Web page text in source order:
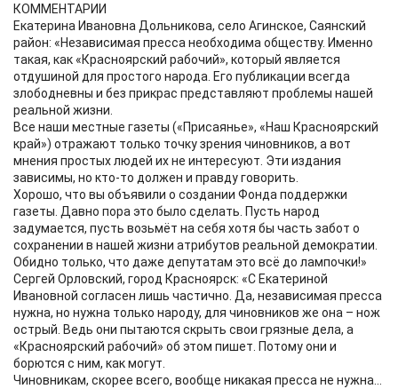
КОММЕНТАРИИ
Екатерина Ивановна Дольникова, село Агинское, Саянский
район: «Независимая пресса необходима обществу. Именно
такая, как «Красноярский рабочий», который является
отдушиной для простого народа. Его публикации всегда
злободневны и без прикрас представляют проблемы нашей
реальной жизни.
Все наши местные газеты («Присаянье», «Наш Красноярский
край») отражают только точку зрения чиновников, а вот
мнения простых людей их не интересуют. Эти издания
зависимы, но кто-то должен и правду говорить.
Хорошо, что вы объявили о создании Фонда поддержки
газеты. Давно пора это было сделать. Пусть народ
задумается, пусть возьмёт на себя хотя бы часть забот о
сохранении в нашей жизни атрибутов реальной демократии.
Обидно только, что даже депутатам это всё до лампочки!»
Сергей Орловский, город Красноярск: «С Екатериной
Ивановной согласен лишь частично. Да, независимая пресса
нужна, но нужна только народу, для чиновников же она – нож
острый. Ведь они пытаются скрыть свои грязные дела, а
«Красноярский рабочий» об этом пишет. Потому они и
борются с ним, как могут.
Чиновникам, скорее всего, вообще никакая пресса не нужна...